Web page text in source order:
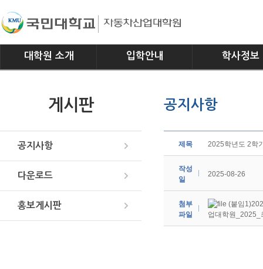
대학원 소개 입학안내 학사정보
교과과정
게시판
공지사항
다운로드
홍보게시판
공지사항
제목 2025학년도 2학
작성
일
2025-08-26
첨부
파일
(붙임
업대학원_2025_